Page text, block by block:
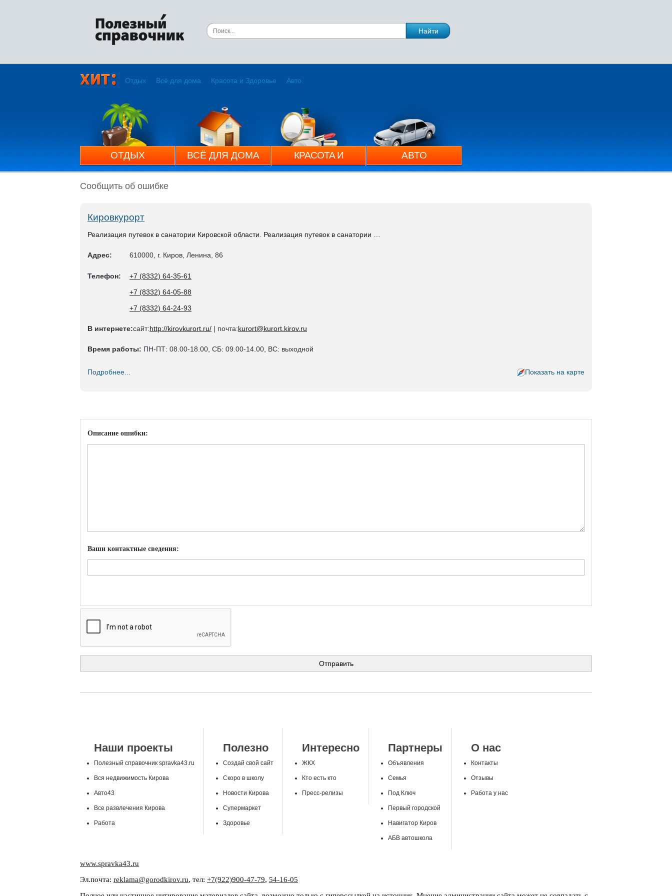
Отдых Всё для дома Красота и Здоровье Авто
ОТДЫХ ВСЁ ДЛЯ ДОМА
КРАСОТА И
ЗДОРОВЬЕ
АВТО
Сообщить об ошибке
Кировкурорт
Реализация путевок в санатории Кировской области. Реализация путевок в санатории …
Адрес: 610000, г. Киров, Ленина, 86
Телефон:
+7 (8332) 64-35-61
+7 (8332) 64-05-88
+7 (8332) 64-24-93
В интернете:сайт:http://kirovkurort.ru/ | почта:kurort@kurort.kirov.ru
Время работы: ПН-ПТ: 08.00-18.00, СБ: 09.00-14.00, ВС: выходной
Подробнее... Показать на карте
Описание ошибки:
Ваши контактные сведения:
Наши проекты
Полезный справочник spravka43.ru
Вся недвижимость Кирова
Авто43
Все развлечения Кирова
Работа
Полезно
Создай свой сайт
Скоро в школу
Новости Кирова
Супермаркет
Здоровье
Интересно
ЖКХ
Кто есть кто
Пресс-релизы
Партнеры
Объявления
Семья
Под Ключ
Первый городской
Навигатор Киров
АБВ автошкола
О нас
Контакты
Отзывы
Работа у нас
www.spravka43.ru
Эл.почта: reklama@gorodkirov.ru, тел: +7(922)900-47-79, 54-16-05